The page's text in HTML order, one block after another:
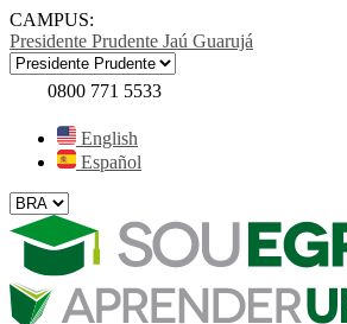
CAMPUS:
Presidente Prudente Jaú Guarujá
0800 771 5533
English
Español